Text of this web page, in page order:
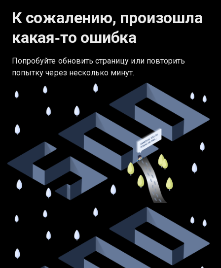
К сожалению, произошла
какая‑то ошибка
Попробуйте обновить страницу или повторить
попытку через несколько минут.